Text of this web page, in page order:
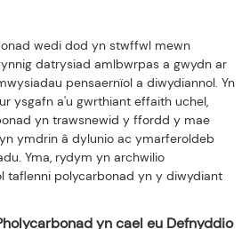
wedi dod yn stwffwl mewn
datrysiad amlbwrpas a gwydn ar
pensaernïol a diwydiannol. Yn
ysgafn a'u gwrthiant effaith uchel,
yn trawsnewid y ffordd y mae
ymdrin â dylunio ac ymarferoldeb
Yma, rydym yn archwilio
taflenni polycarbonad yn y diwydiant